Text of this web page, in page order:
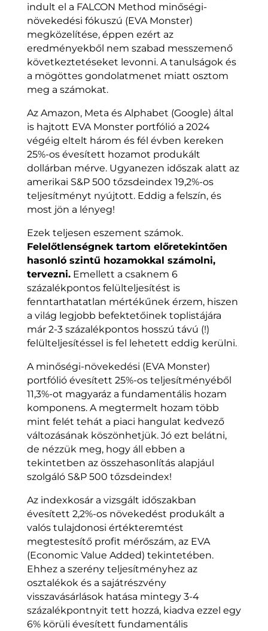
indult el a FALCON Method minőségi-
növekedési fókuszú (EVA Monster)
megközelítése, éppen ezért az
eredményekből nem szabad messzemenő
következtetéseket levonni. A tanulságok és
a mögöttes gondolatmenet miatt osztom
meg a számokat.
Az Amazon, Meta és Alphabet (Google) által
is hajtott EVA Monster portfólió a 2024
végéig eltelt három és fél évben kereken
25%-os évesített hozamot produkált
dollárban mérve. Ugyanezen időszak alatt az
amerikai S&P 500 tőzsdeindex 19,2%-os
teljesítményt nyújtott. Eddig a felszín, és
most jön a lényeg!
Ezek teljesen eszement számok.
Felelőtlenségnek tartom előretekintően
hasonló szintű hozamokkal számolni,
tervezni.Emellett a csaknem 6
százalékpontos felülteljesítést is
fenntarthatatlan mértékűnek érzem, hiszen
a világ legjobb befektetőinek toplistájára
már 2-3 százalékpontos hosszú távú (!)
felülteljesítéssel is fel lehetett eddig kerülni.
A minőségi-növekedési (EVA Monster)
portfólió évesített 25%-os teljesítményéből
11,3%-ot magyaráz a fundamentális hozam
komponens. A megtermelt hozam több
mint felét tehát a piaci hangulat kedvező
változásának köszönhetjük. Jó ezt belátni,
de nézzük meg, hogy áll ebben a
tekintetben az összehasonlítás alapjául
szolgáló S&P 500 tőzsdeindex!
Az indexkosár a vizsgált időszakban
évesített 2,2%-os növekedést produkált a
valós tulajdonosi értékteremtést
megtestesítő profit mérőszám, az EVA
(Economic Value Added) tekintetében.
Ehhez a szerény teljesítményhez az
osztalékok és a sajátrészvény
visszavásárlások hatása mintegy 3-4
százalékpontnyit tett hozzá, kiadva ezzel egy
6% körüli évesített fundamentális